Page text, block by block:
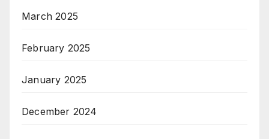
March 2025
February 2025
January 2025
December 2024